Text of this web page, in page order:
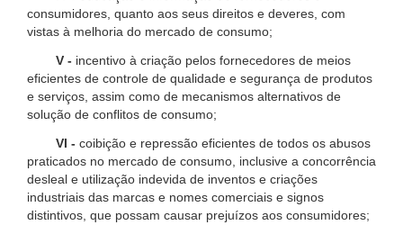
consumidores, quanto aos seus direitos e deveres, com
vistas à melhoria do mercado de consumo;
V - incentivo à criação pelos fornecedores de meios
eficientes de controle de qualidade e segurança de produtos
e serviços, assim como de mecanismos alternativos de
solução de conflitos de consumo;
VI - coibição e repressão eficientes de todos os abusos
praticados no mercado de consumo, inclusive a concorrência
desleal e utilização indevida de inventos e criações
industriais das marcas e nomes comerciais e signos
distintivos, que possam causar prejuízos aos consumidores;